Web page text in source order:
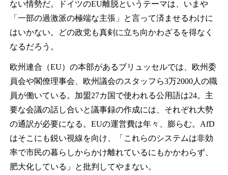
ない情勢だ。ドイツのEU離脱というテーマは、いまや
「一部の過激派の極端な主張」と言って済ませるわけに
はいかない。どの政党も真剣に立ち向かわざるを得なく
なるだろう。
欧州連合（EU）の本部があるブリュッセルでは、欧州委
員会や閣僚理事会、欧州議会のスタッフら3万2000人の職
員が働いている。加盟27カ国で使われる公用語は24。主
要な会議の話し合いと議事録の作成には、それぞれ大勢
の通訳が必要になる。EUの運営費は年々、膨らむ。AfD
はそこにも鋭い視線を向け、「これらのシステムは非効
率で市民の暮らしからかけ離れているにもかかわらず、
肥大化している」と批判してやまない。